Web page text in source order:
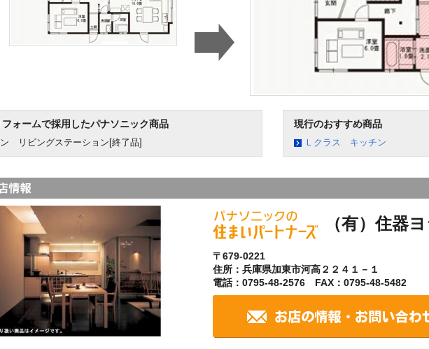
フォームで採用したパナソニック商品
リビングステーション[終了品]
現行のおすすめ商品
Ｌクラス キッチン
（有）住器
〒679-0221
住所：兵庫県加東市河高２２４１－１
電話：0795-48-2576 FAX：0795-48-5482